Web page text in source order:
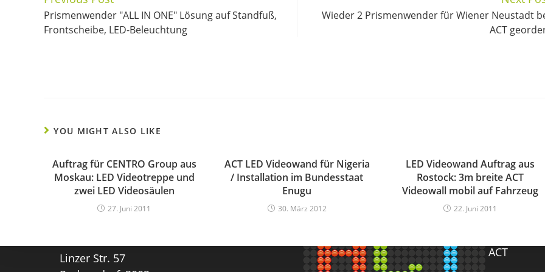
Reading
Prismenwender "ALL IN ONE" Lösung auf Standfuß,
Frontscheibe, LED-Beleuchtung
Wieder 2 Prismenwender für Wiener Neustadt
ACT
YOU MIGHT ALSO LIKE
Auftrag für CENTRO Group aus
Moskau: LED Videotreppe und
zwei LED Videosäulen
27. Juni 2011
ACT LED Videowand für Nigeria
/ Installation im Bundesstaat
Enugu
30. März 2012
LED Videowand Auftrag aus
Rostock: 3m breite ACT
Videowall mobil auf Fahrzeug
22. Juni 2011
ACT Anzeige- & Informationstechnik
Linzer Str. 57
BLOGROLL
ACT